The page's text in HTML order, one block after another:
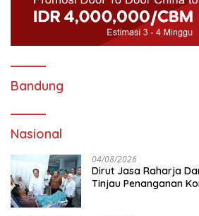
Bandung
Nasional
04/08/2026
Dirut Jasa Raharja
Tinjau Penanganan